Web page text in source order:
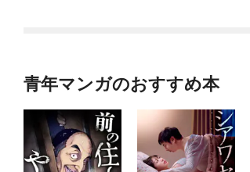
青年マンガのおすすめ本